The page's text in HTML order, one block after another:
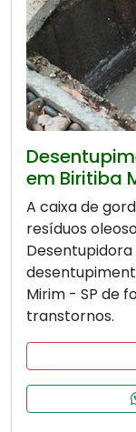
em Biritiba
A caixa de
resíduos
Desentupidora
Mirim - SP de
transtornos.